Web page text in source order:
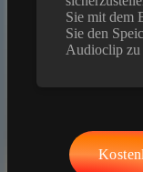
Sie mit dem
Sie den
Audioclip zu